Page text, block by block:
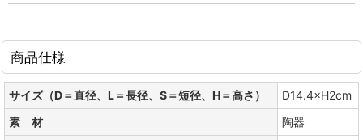
商品仕様
サイズ（D＝直径、L＝長径、S＝短径、H＝高さ）
D14.4×H2cm
素 材
陶器